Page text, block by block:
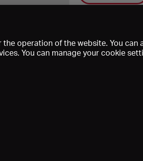
operation of the website. You can
You can manage your cookie